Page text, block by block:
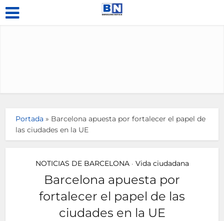
Portada » Barcelona apuesta por fortalecer el papel de
las ciudades en la UE
NOTICIAS DE BARCELONA • Vida ciudadana
Barcelona apuesta por
fortalecer el papel de las
ciudades en la UE